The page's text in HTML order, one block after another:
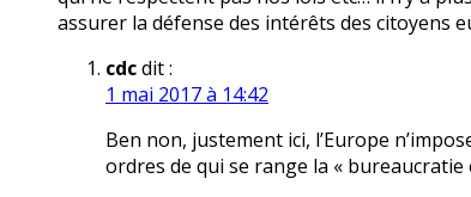
assurer la défense des intérêts des citoyens
cdcdit :
1 mai 2017 à 14:42
Ben non, justement ici, l’Europe
ordres de qui se range la « bureaucratie